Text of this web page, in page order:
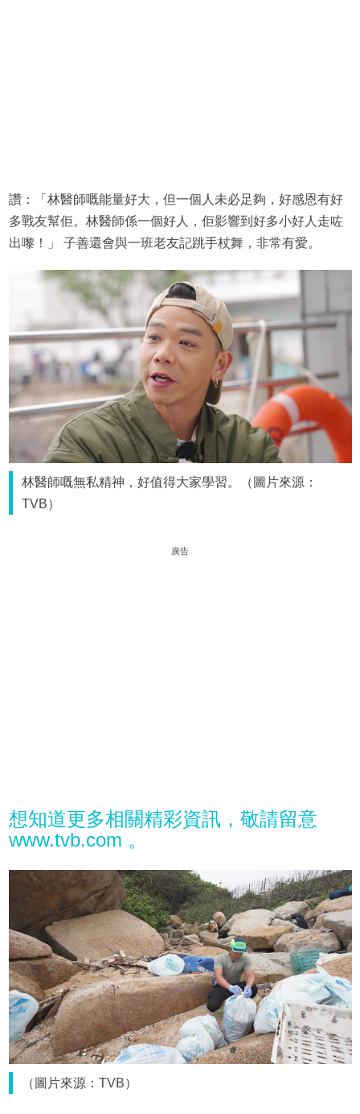
讚：「林醫師嘅能量好大，但一個人未必足夠，好感恩有好
多戰友幫佢。林醫師係一個好人，佢影響到好多小好人走咗
出嚟！」 子善還會與一班老友記跳手杖舞，非常有愛。
林醫師嘅無私精神，好值得大家學習。（圖片來源：
TVB）
廣告
想知道更多相關精彩資訊，敬請留意
www.tvb.com 。
（圖片來源：TVB）